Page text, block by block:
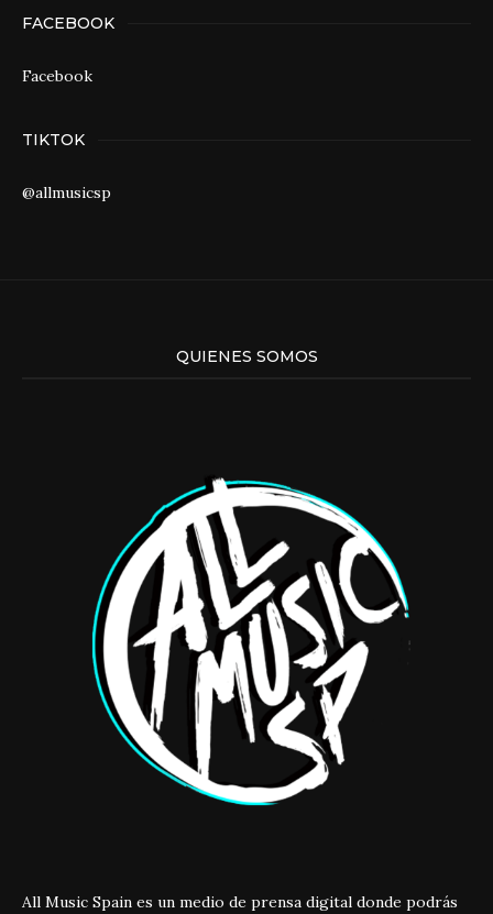
FACEBOOK
Facebook
TIKTOK
@allmusicsp
QUIENES SOMOS
All Music Spain es un medio de prensa digital donde podrás